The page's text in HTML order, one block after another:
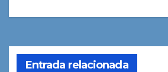
Entrada relacionada